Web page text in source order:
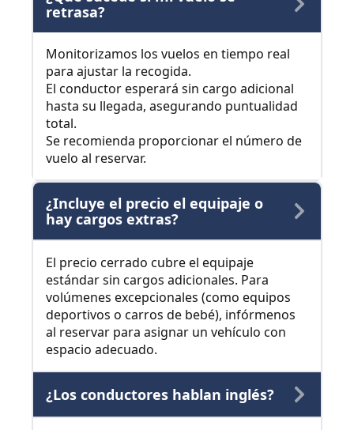
retrasa?
Monitorizamos los vuelos en tiempo real
para ajustar la recogida.
El conductor esperará sin cargo adicional
hasta su llegada, asegurando puntualidad
total.
Se recomienda proporcionar el número de
vuelo al reservar.
¿Incluye el precio el equipaje o
hay cargos extras?
El precio cerrado cubre el equipaje
estándar sin cargos adicionales. Para
volúmenes excepcionales (como equipos
deportivos o carros de bebé), infórmenos
al reservar para asignar un vehículo con
espacio adecuado.
¿Los conductores hablan inglés?